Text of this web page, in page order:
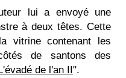
lui a envoyé une
à deux têtes. Cette
vitrine contenant les
de santons des
de l'an II".